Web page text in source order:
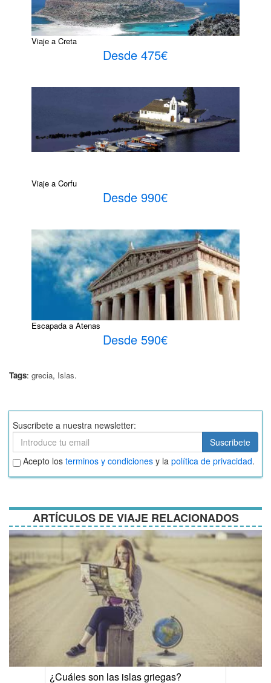
Viaje a Creta
Desde 475€
Viaje a Corfu
Desde 990€
Escapada a Atenas
Desde 590€
Tags: grecia, Islas.
Suscribete a nuestra newsletter:
Suscribete
Suscribete
Aceptar
términos
y
Acepto los terminos y condiciones y la política de privacidad.
ARTÍCULOS DE VIAJE RELACIONADOS
¿Cuáles son las islas griegas?